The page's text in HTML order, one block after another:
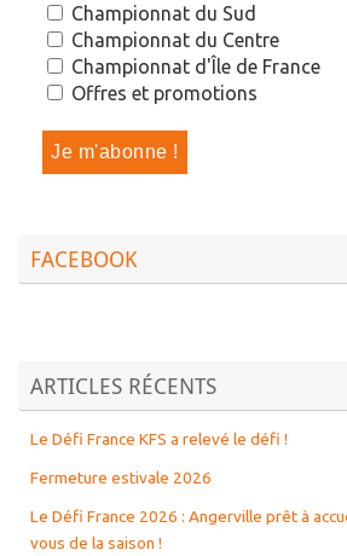
Championnat du Sud
Championnat du Centre
Championnat d'Île de France
Offres et promotions
FACEBOOK
ARTICLES RÉCENTS
Le Défi France KFS a relevé le défi !
Fermeture estivale 2026
Le Défi France 2026 : Angerville prêt à
vous de la saison !